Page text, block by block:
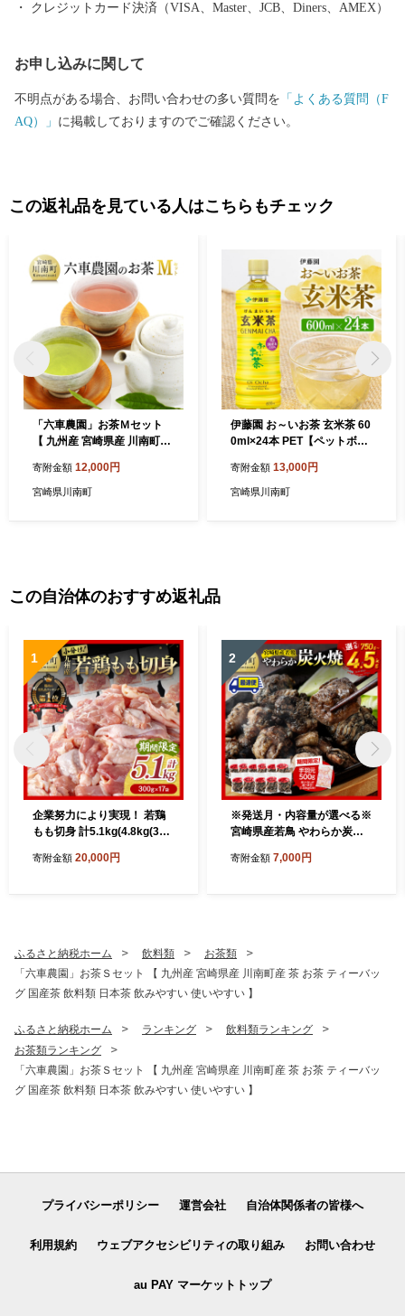
クレジットカード決済（VISA、Master、JCB、Diners、AMEX）
お申し込みに関して
不明点がある場合、お問い合わせの多い質問を 「よくある質問（F
AQ）」 に掲載しておりますのでご確認ください。
この返礼品を見ている人はこちらもチェック
「六車農園」お茶Ｍセット
【 九州産 宮崎県産 川南町産
飲料類 日本茶 飲みやすい 使
いやすい 】
寄附金額 12,000円
宮崎県川南町
伊藤園 お～いお茶 玄米茶 60
0ml×24本 PET【ペットボト
ドリンク ケース お～いお茶
送料無料】宮崎県川南町
寄附金額 13,000円
宮崎県川南町
この自治体のおすすめ返礼品
1
企業努力により実現！ 若鶏
もも切身 計5.1kg(4.8kg(300
産 鶏肉 肉 とり もも肉 モモ
寄附金額 20,000円
2
※発送月・内容量が選べる※
宮崎県産若鳥 やわらか炭火
み手羽元500gあり・なしが
寄附金額 7,000円
ふるさと納税ホーム 飲料類
お茶類
「六車農園」お茶Ｓセット 【 九州産 宮崎県産 川南町産 茶 お茶 ティーバッ
グ 国産茶 飲料類 日本茶 飲みやすい 使いやすい 】
ふるさと納税ホーム ランキング
飲料類ランキング
お茶類ランキング
「六車農園」お茶Ｓセット 【 九州産 宮崎県産 川南町産 茶 お茶 ティーバッ
グ 国産茶 飲料類 日本茶 飲みやすい 使いやすい 】
プライバシーポリシー 運営会社 自治体関係者の皆様へ
利用規約 ウェブアクセシビリティの取り組み お問い合わせ
au PAY マーケットトップ